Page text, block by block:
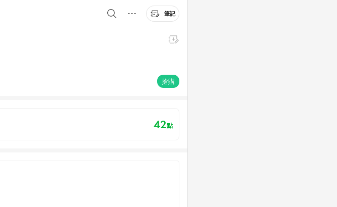
筆記
搶購
42點